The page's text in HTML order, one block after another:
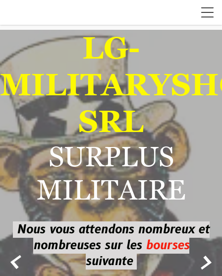
 
LG-
SRL
SURPLUS
MILITAIRE
Nous vous attendons nombreux et
nombreuses sur les bourses
suivante